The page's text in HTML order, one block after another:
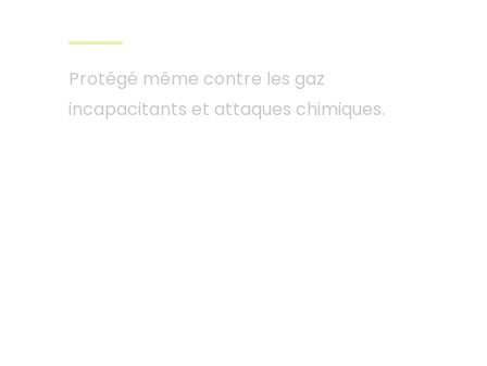
Protégé même contre les gaz
incapacitants et attaques chimiques.